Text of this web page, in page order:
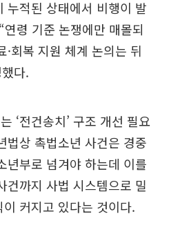
누적된 상태에서 비행이 발
령 기준 논쟁에만 매몰되
·회복 지원 체계 논의는 뒤
다.
‘전건송치’ 구조 개선 필요
법상 촉법소년 사건은 경중
년부로 넘겨야 하는데 이를
건까지 사법 시스템으로 밀
커지고 있다는 것이다.